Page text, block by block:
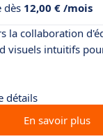
dès 12,00 € /mois
la collaboration
visuels intuitifs
détails
En savoir plus